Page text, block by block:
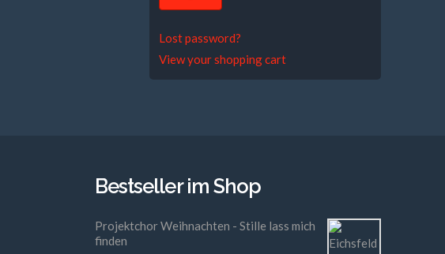
Lost password?
View your shopping cart
Bestseller im Shop
Projektchor Weihnachten - Stille lass mich
finden